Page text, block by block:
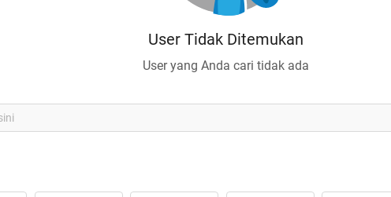
User Tidak Ditemukan
User yang Anda cari tidak ada